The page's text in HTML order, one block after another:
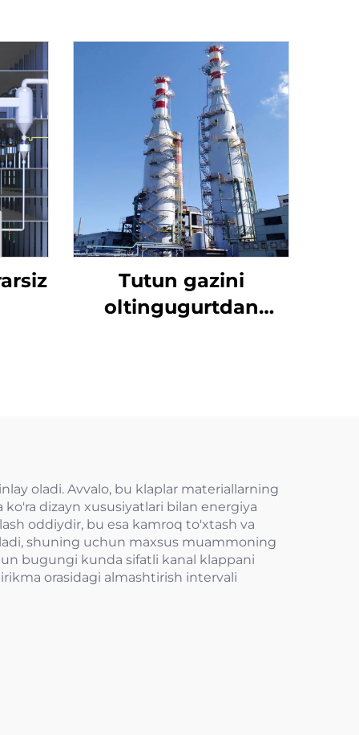
Tutun gazini
oltingugurtdan
oladi. Avvalo, bu klaplar materiallarning
dizayn xususiyatlari bilan energiya
oddiydir, bu esa kamroq to'xtash va
shuning uchun maxsus muammoning
bugungi kunda sifatli kanal klappani
orasidagi almashtirish intervali